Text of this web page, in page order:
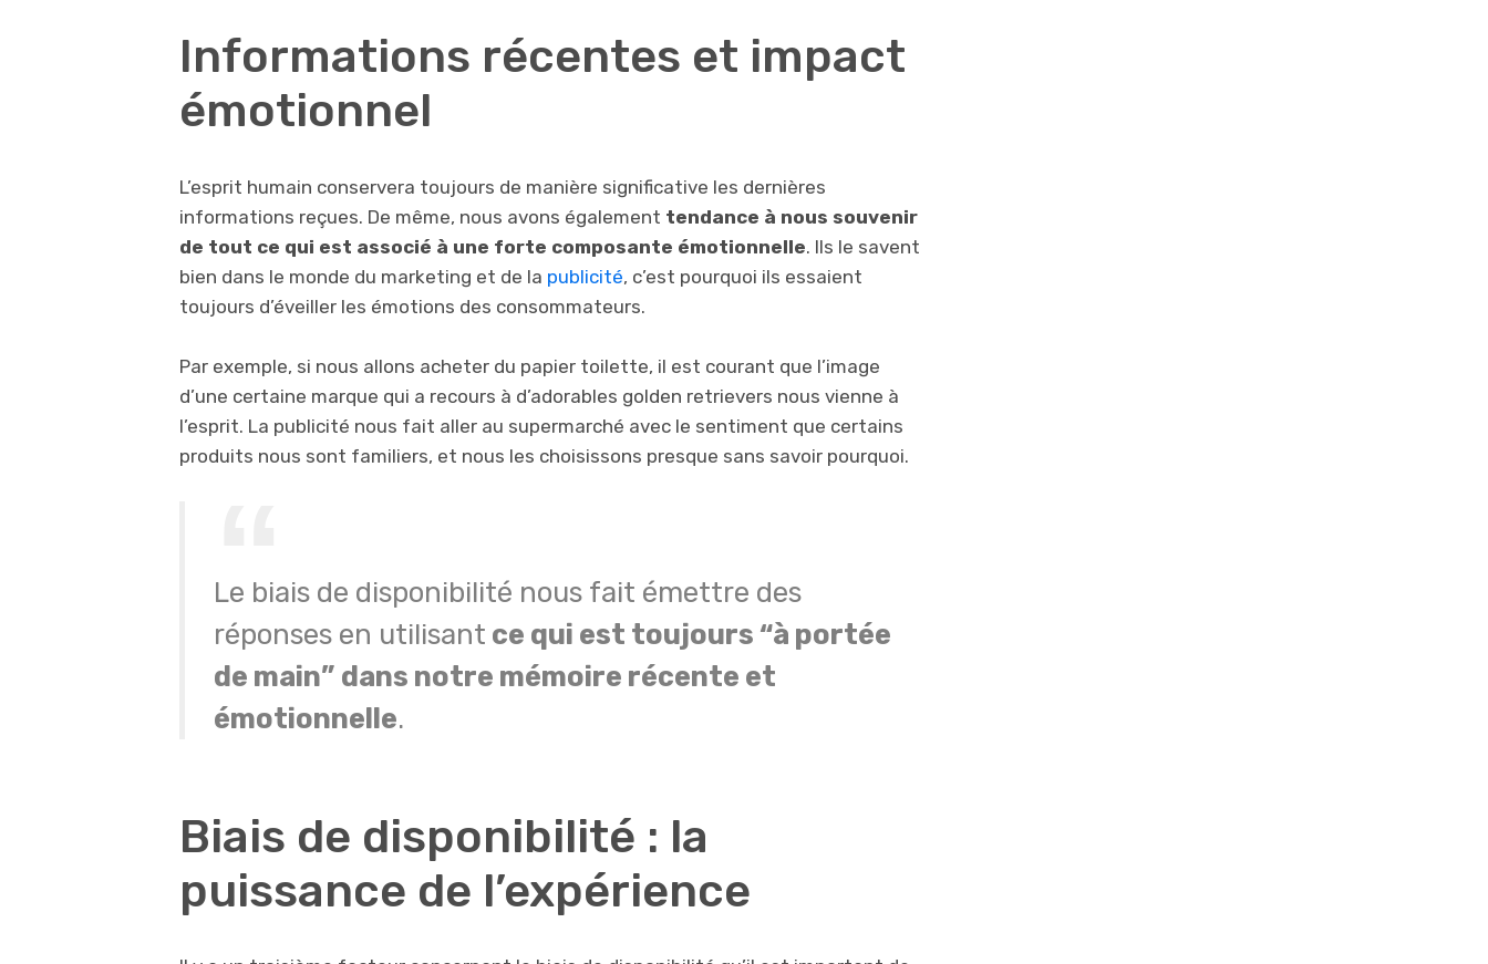
Informations récentes et impact
émotionnel
L’esprit humain conservera toujours de manière significative les dernières
informations reçues. De même, nous avons également tendance à nous souvenir
de tout ce qui est associé à une forte composante émotionnelle. Ils le savent
bien dans le monde du marketing et de la publicité, c’est pourquoi ils essaient
toujours d’éveiller les émotions des consommateurs.
Par exemple, si nous allons acheter du papier toilette, il est courant que l’image
d’une certaine marque qui a recours à d’adorables golden retrievers nous vienne à
l’esprit. La publicité nous fait aller au supermarché avec le sentiment que certains
produits nous sont familiers, et nous les choisissons presque sans savoir pourquoi.
Le biais de disponibilité nous fait émettre des
réponses en utilisant ce qui est toujours “à portée
de main” dans notre mémoire récente et
émotionnelle.
Biais de disponibilité : la
puissance de l’expérience